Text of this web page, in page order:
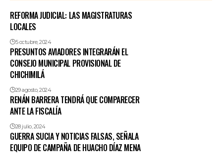
REFORMA JUDICIAL: LAS MAGISTRATURAS
LOCALES
5 octubre, 2024
PRESUNTOS AVIADORES INTEGRARÁN EL
CONSEJO MUNICIPAL PROVISIONAL DE
CHICHIMILÁ
29 agosto, 2024
RENÁN BARRERA TENDRÁ QUE COMPARECER
ANTE LA FISCALÍA
28 julio, 2024
GUERRA SUCIA Y NOTICIAS FALSAS, SEÑALA
EQUIPO DE CAMPAÑA DE HUACHO DÍAZ MENA